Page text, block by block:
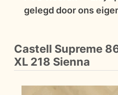
gelegd door ons
Castell Supreme
XL 218 Sienna